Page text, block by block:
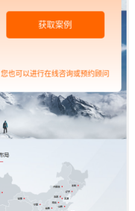
获取案例
您也可以进行在线咨询或预约顾问